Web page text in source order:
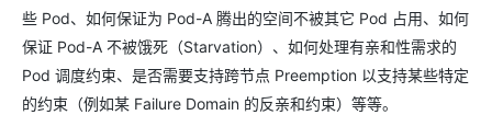
些 Pod、如何保证为 Pod-A 腾出的空间不被其它 Pod 占用、如何
保证 Pod-A 不被饿死（Starvation）、如何处理有亲和性需求的
Pod 调度约束、是否需要支持跨节点 Preemption 以支持某些特定
的约束（例如某 Failure Domain 的反亲和约束）等等。